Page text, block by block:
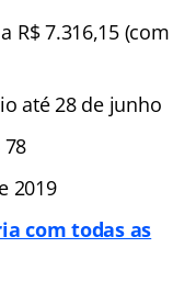
R$ 7.316,15 (com
até 28 de junho
78
2019
com todas as